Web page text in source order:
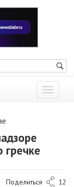
Показать
меню
Поделиться 12